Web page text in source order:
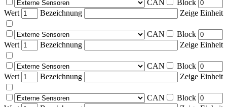
CAN
Block
Wert
Bezeichnung Zeige Einheit
CAN
Block
Wert
Bezeichnung Zeige Einheit
CAN
Block
Wert
Bezeichnung Zeige Einheit
CAN
Block